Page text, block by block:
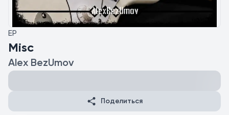
EP
Misc
Alex BezUmov
Поделиться